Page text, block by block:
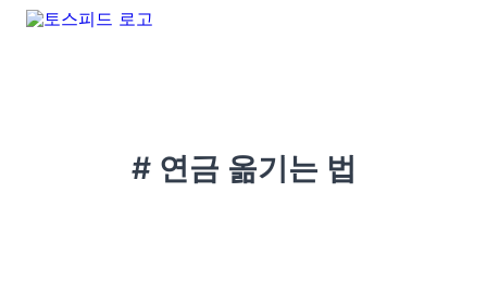
# 연금 옮기는 법